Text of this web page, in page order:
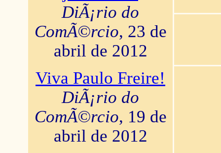
DiÃ¡rio do
ComÃ©rcio, 23 de
abril de 2012
Viva Paulo Freire!
DiÃ¡rio do
ComÃ©rcio, 19 de
abril de 2012